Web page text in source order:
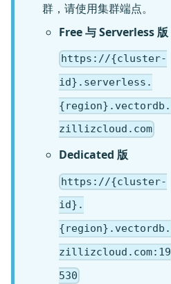
群，请使用集群端点。
Free 与 Serverless 版
https://{cluster-
id}.serverless.
{region}.vectordb.
zillizcloud.com
Dedicated 版
https://{cluster-
id}.
{region}.vectordb.
zillizcloud.com:19
530